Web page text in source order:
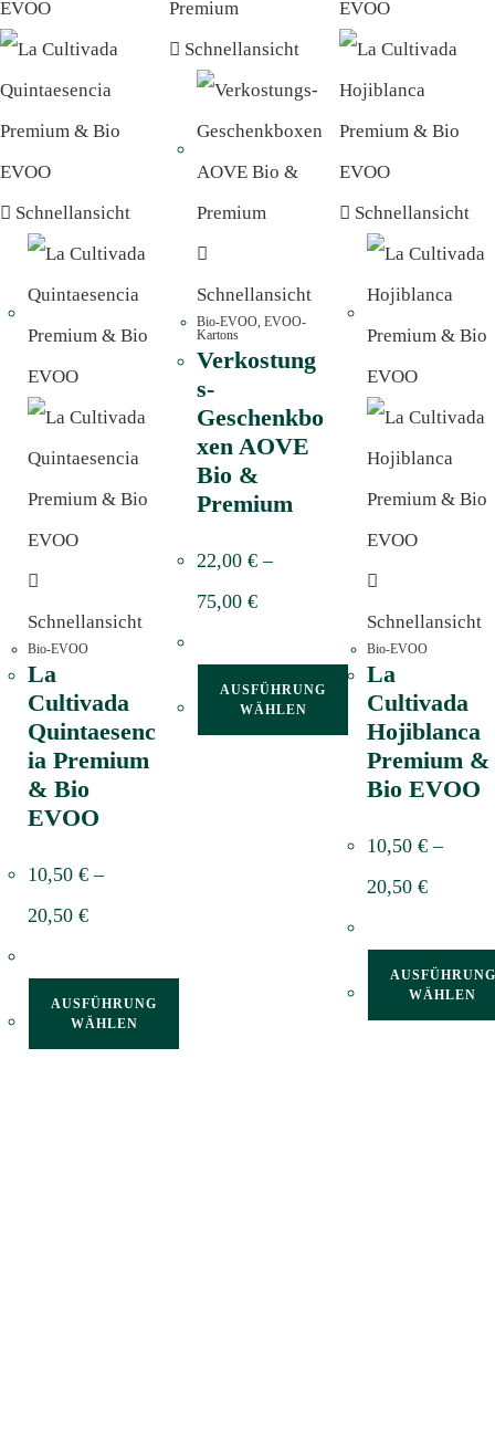
Schnellansicht
Schnellansicht
Bio-EVOO
La
Cultivada
Quintaesenc
ia Premium
& Bio
EVOO
10,50 € –
20,50 €
AUSFÜHRUNG
WÄHLEN
Schnellansicht
Schnellansicht
Bio-EVOO,EVOO-
Kartons
Verkostung
s-
Geschenkbo
xen AOVE
Bio &
Premium
22,00€ –
75,00€
AUSFÜHRUNG
WÄHLEN
Schnellansicht
Schnellansicht
Bio-EVOO
La
Cultivada
Hojiblanca
Premium &
Bio EVOO
10,50 € –
20,50 €
AUSFÜHRUNG
WÄHLEN